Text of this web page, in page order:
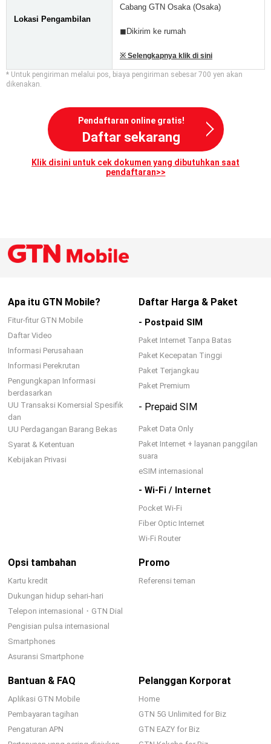
Lokasi Pengambilan
Cabang GTN Osaka (Osaka)
◼Dikirim ke rumah
※ Selengkapnya klik di sini
* Untuk pengiriman melalui pos, biaya pengiriman sebesar 700 yen akan
dikenakan.
Pendaftaran online gratis!
Daftar sekarang
Klik disini untuk cek dokumen yang dibutuhkan saat
pendaftaran>>
Apa itu GTN Mobile?
Fitur-fitur GTN Mobile
Daftar Video
Informasi Perusahaan
Informasi Perekrutan
Pengungkapan Informasi
berdasarkan
UU Transaksi Komersial Spesifik
dan
UU Perdagangan Barang Bekas
Syarat & Ketentuan
Kebijakan Privasi
Daftar Harga & Paket
- Postpaid SIM
Paket Internet Tanpa Batas
Paket Kecepatan Tinggi
Paket Terjangkau
Paket Premium
- Prepaid SIM
Paket Data Only
Paket Internet + layanan panggilan
suara
eSIM internasional
- Wi-Fi / Internet
Pocket Wi-Fi
Fiber Optic Internet
Wi-Fi Router
Opsi tambahan
Kartu kredit
Dukungan hidup sehari-hari
Telepon internasional・GTN Dial
Pengisian pulsa internasional
Smartphones
Asuransi Smartphone
Promo
Referensi teman
Bantuan & FAQ
Aplikasi GTN Mobile
Pembayaran tagihan
Pengaturan APN
Pelanggan Korporat
Home
GTN 5G Unlimited for Biz
GTN EAZY for Biz